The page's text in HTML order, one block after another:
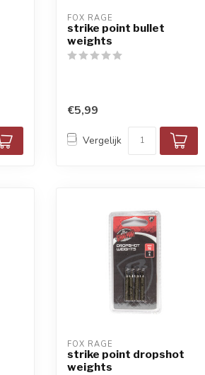
FOX RAGE
strike point bullet
weights
€5,99
Vergelijk
FOX RAGE
strike point dropshot
weights